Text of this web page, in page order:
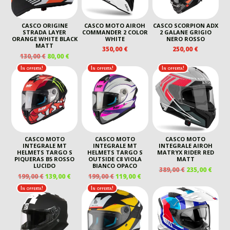
CASCO ORIGINE
STRADA LAYER
ORANGE WHITE BLACK
MATT
130,00€ IL
PREZZO
ORIGINALE
ERA:
130,00 €.
80,00€IL
PREZZO
ATTUALE
80,00 €.
CASCO MOTO AIROH
COMMANDER 2 COLOR
WHITE
350,00€
CASCO SCORPION ADX
2 GALANE GRIGIO
NERO ROSSO
250,00€
In offerta!
CASCO MOTO
INTEGRALE MT
HELMETS TARGO S
PIQUERAS B5 ROSSO
LUCIDO
199,00€IL
PREZZO
ORIGINALE
199,00 €.
139,00€IL
PREZZO
ATTUALE
139,00 €.
In offerta!
CASCO MOTO
INTEGRALE MT
HELMETS TARGO S
OUTSIDE C8 VIOLA
BIANCO OPACO
199,00€IL
PREZZO
ORIGINALE
ERA:
199,00 €.
119,00€IL
PREZZO
ATTUALE
È:
119,00 €.
In offerta!
CASCO MOTO
INTEGRALE AIROH
MATRYX RIDER RED
MATT
389,00€ IL
ORIGINALE
ERA:
389,00 €.
235,00€IL
È:
In offerta! In offerta!